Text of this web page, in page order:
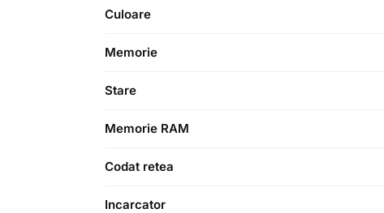
Culoare
Memorie
Stare
Memorie RAM
Codat retea
Incarcator